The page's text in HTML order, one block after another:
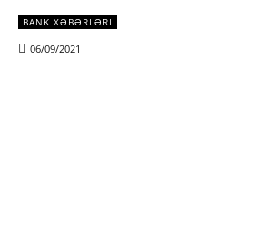
BANK XƏBƏRLƏRI
06/09/2021